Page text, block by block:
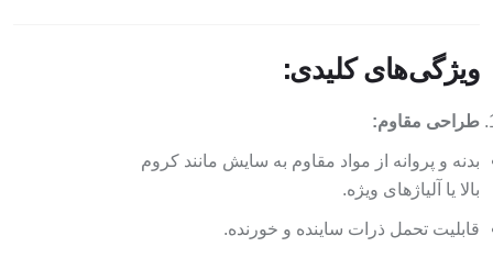
ویژگی‌های کلیدی:
طراحی مقاوم:
بدنه و پروانه از مواد مقاوم به سایش مانند کروم
بالا یا آلیاژهای ویژه.
قابلیت تحمل ذرات ساینده و خورنده.